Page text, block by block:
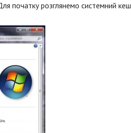
початку розглянемо системний кеш